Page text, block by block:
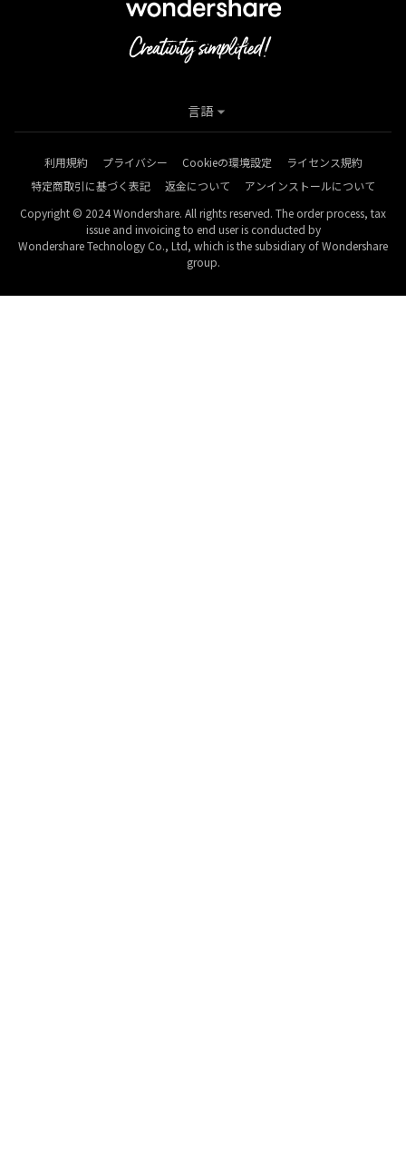
利用規約 プライバシー Cookieの環境設定
ライセンス規約
特定商取引に基づく表記
返金について
アンインストールについて
Copyright © 2024 Wondershare. All rights reserved. The order process, tax
issue and invoicing to end user is conducted by
Wondershare Technology Co., Ltd, which is the subsidiary of Wondershare
group.
言語